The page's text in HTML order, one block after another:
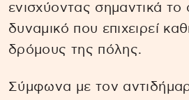
ενισχύοντας σημαντικά
δυναμικό που επιχειρεί
δρόμους της πόλης.
Σύμφωνα με τον